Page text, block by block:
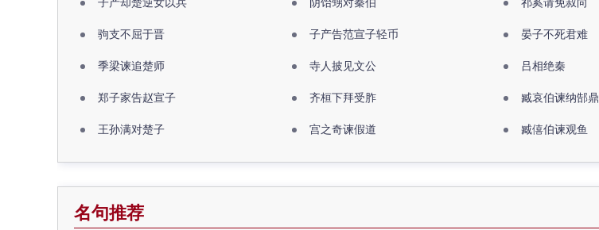
子产却楚逆女以兵 阴饴甥对秦伯 祁奚请免叔向
驹支不屈于晋 子产告范宣子轻币 晏子不死君难
季梁谏追楚师 寺人披见文公 吕相绝秦
郑子家告赵宣子 齐桓下拜受胙 臧哀伯谏纳郜鼎
王孙满对楚子 宫之奇谏假道 臧僖伯谏观鱼
名句推荐